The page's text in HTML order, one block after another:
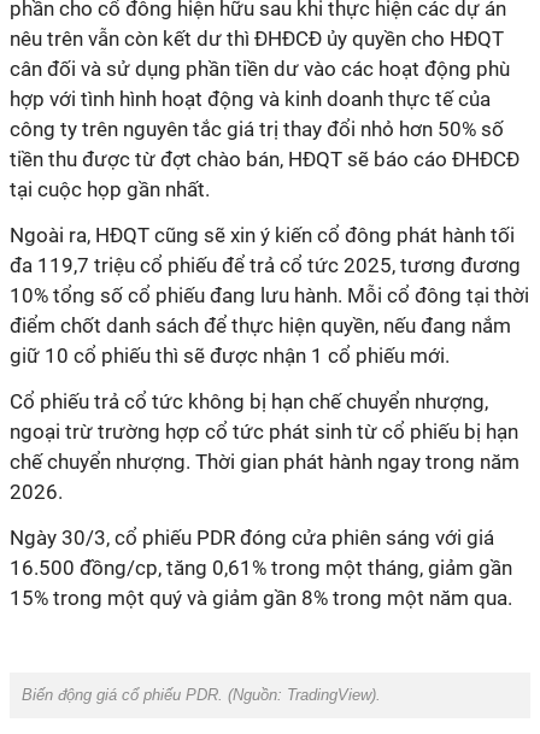
phần cho cổ đông hiện hữu sau khi thực hiện các dự án
nêu trên vẫn còn kết dư thì ĐHĐCĐ ủy quyền cho HĐQT
cân đối và sử dụng phần tiền dư vào các hoạt động phù
hợp với tình hình hoạt động và kinh doanh thực tế của
công ty trên nguyên tắc giá trị thay đổi nhỏ hơn 50% số
tiền thu được từ đợt chào bán, HĐQT sẽ báo cáo ĐHĐCĐ
tại cuộc họp gần nhất.
Ngoài ra, HĐQT cũng sẽ xin ý kiến cổ đông phát hành tối
đa 119,7 triệu cổ phiếu để trả cổ tức 2025, tương đương
10% tổng số cổ phiếu đang lưu hành. Mỗi cổ đông tại thời
điểm chốt danh sách để thực hiện quyền, nếu đang nắm
giữ 10 cổ phiếu thì sẽ được nhận 1 cổ phiếu mới.
Cổ phiếu trả cổ tức không bị hạn chế chuyển nhượng,
ngoại trừ trường hợp cổ tức phát sinh từ cổ phiếu bị hạn
chế chuyển nhượng. Thời gian phát hành ngay trong năm
2026.
Ngày 30/3, cổ phiếu PDR đóng cửa phiên sáng với giá
16.500 đồng/cp, tăng 0,61% trong một tháng, giảm gần
15% trong một quý và giảm gần 8% trong một năm qua.
Biến động giá cổ phiếu PDR. (Nguồn: TradingView).